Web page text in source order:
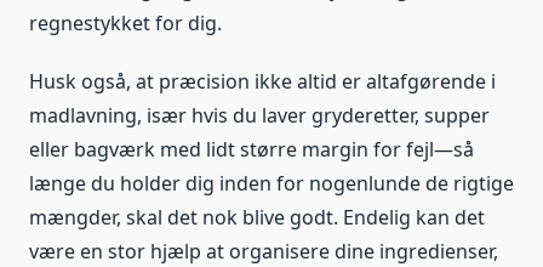
regnestykket for dig.
Husk også, at præcision ikke altid er altafgørende i
madlavning, især hvis du laver gryderetter, supper
eller bagværk med lidt større margin for fejl—så
længe du holder dig inden for nogenlunde de rigtige
mængder, skal det nok blive godt. Endelig kan det
være en stor hjælp at organisere dine ingredienser,